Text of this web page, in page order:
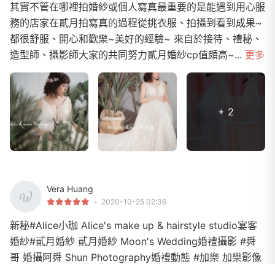
其實不管在哪裡拍婚紗或個人寫真最重要的是能遇到用心服
務的店家在貳月拍寫真的過程從挑衣服、拍攝到看到成果~
都很舒服、開心和歡樂~美好的經驗~ 來自於接待、禮秘、
造型師、攝影師大家的共同努力貳月婚紗cp值頗高~... 更多
+ 2
Vera Huang
2020-10-25 02:36
新秘#Alice小珈 Alice's make up & hairstyle studio宴客
婚紗#貳月婚紗 貳月婚紗 Moon's Wedding婚禮攝影 #舜
哥 婚攝阿舜 Shun Photography婚禮動態 #加樂 加樂影像